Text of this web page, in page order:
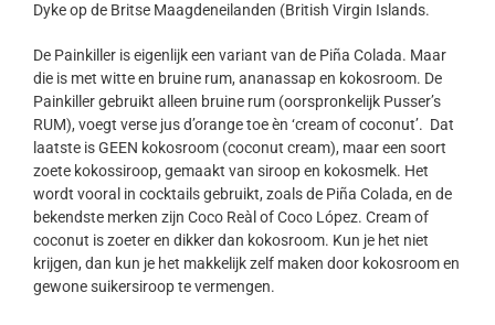
Dyke op de Britse Maagdeneilanden (British Virgin Islands.
De Painkiller is eigenlijk een variant van de Piña Colada. Maar
die is met witte en bruine rum, ananassap en kokosroom. De
Painkiller gebruikt alleen bruine rum (oorspronkelijk Pusser’s
RUM), voegt verse jus d’orange toe èn ‘cream of coconut’. Dat
laatste is GEEN kokosroom (coconut cream), maar een soort
zoete kokossiroop, gemaakt van siroop en kokosmelk. Het
wordt vooral in cocktails gebruikt, zoals de Piña Colada, en de
bekendste merken zijn Coco Reàl of Coco López. Cream of
coconut is zoeter en dikker dan kokosroom. Kun je het niet
krijgen, dan kun je het makkelijk zelf maken door kokosroom en
gewone suikersiroop te vermengen.